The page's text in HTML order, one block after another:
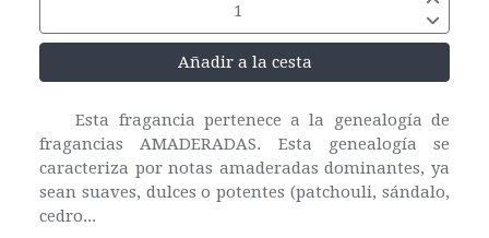
Añadir a la cesta
Esta fragancia pertenece a la genealogía de
fragancias AMADERADAS. Esta genealogía se
caracteriza por notas amaderadas dominantes, ya
sean suaves, dulces o potentes (patchouli, sándalo,
cedro...